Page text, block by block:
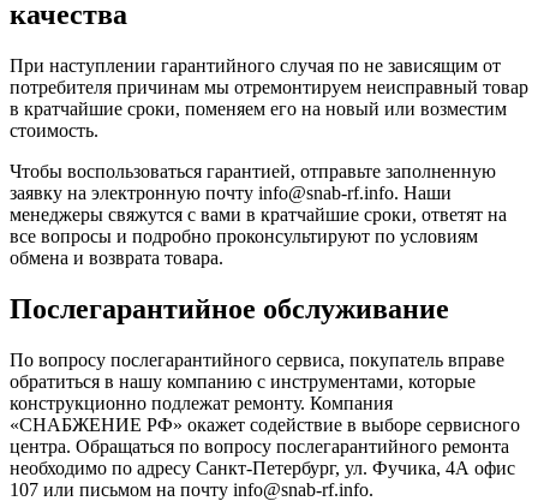
качества
При наступлении гарантийного случая по не зависящим от
потребителя причинам мы отремонтируем неисправный товар
в кратчайшие сроки, поменяем его на новый или возместим
стоимость.
Чтобы воспользоваться гарантией, отправьте заполненную
заявку на электронную почту info@snab-rf.info. Наши
менеджеры свяжутся с вами в кратчайшие сроки, ответят на
все вопросы и подробно проконсультируют по условиям
обмена и возврата товара.
Послегарантийное обслуживание
По вопросу послегарантийного сервиса, покупатель вправе
обратиться в нашу компанию с инструментами, которые
конструкционно подлежат ремонту. Компания
«СНАБЖЕНИЕ РФ» окажет содействие в выборе сервисного
центра. Обращаться по вопросу послегарантийного ремонта
необходимо по адресу Санкт-Петербург, ул. Фучика, 4А офис
107 или письмом на почту info@snab-rf.info.